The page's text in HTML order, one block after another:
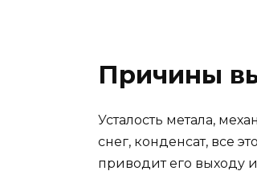
Причины
Усталость метала,
снег, конденсат, все
приводит его выходу